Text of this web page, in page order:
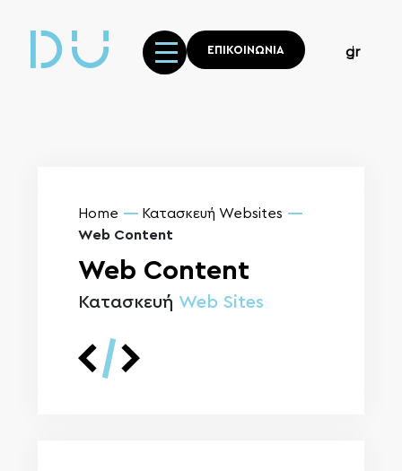
gr
ΕΠΙΚΟΙΝΩΝΙΑ
Home
Κατασκευή Websites
Web Content
Web Content
Κατασκευή Web Sites